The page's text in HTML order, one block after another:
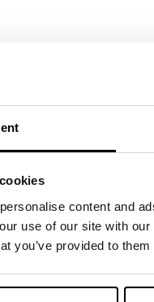
content and
use of our site with
you’ve provided to
laquées mat en
Q77 Dos vertical et
barre en Ardoise
verre fumé Poignées